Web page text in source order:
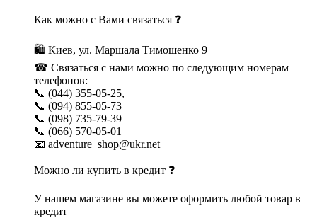
Как можно с Вами связаться ❓
🛍 Киев, ул. Маршала Тимошенко 9
☎ Связаться с нами можно по следующим номерам
телефонов:
📞 (044) 355-05-25,
📞 (094) 855-05-73
📞 (098) 735-79-39
📞 (066) 570-05-01
📧 adventure_shop@ukr.net
Можно ли купить в кредит ❓
У нашем магазине вы можете оформить любой товар в
кредит